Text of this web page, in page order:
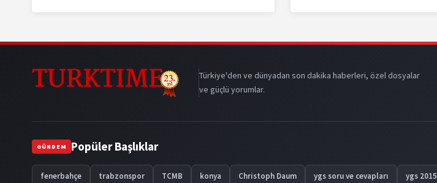
Türkiye'den ve dünyadan son dakika haberleri, özel dosyalar
ve güçlü yorumlar.
GÜNDEM Popüler Başlıklar
fenerbahçe trabzonspor TCMB konya Christoph Daum ygs soru ve cevapları ygs 2015